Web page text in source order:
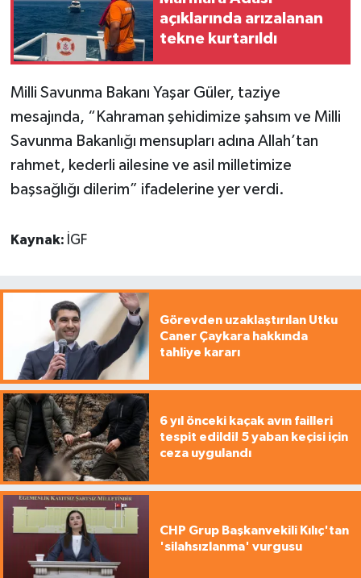
açıklarında arızalanan
tekne kurtarıldı
Milli Savunma Bakanı Yaşar Güler, taziye
mesajında, “Kahraman şehidimize şahsım ve Milli
Savunma Bakanlığı mensupları adına Allah’tan
rahmet, kederli ailesine ve asil milletimize
başsağlığı dilerim” ifadelerine yer verdi.
Kaynak: İGF
Görevden uzaklaştırılan Utku
Caner Çaykara hakkında
tahliye kararı
6 yıl önceki kaçak avın failleri
tespit edildi! 5 yaban keçisi için
ceza uygulandı
CHP Grup Başkanvekili Kılıç'tan
'silahsızlanma' vurgusu